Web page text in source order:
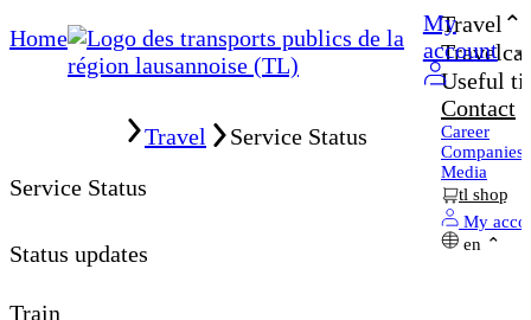
Home
My
account
Travel
Useful
Contact
Career
Companies
Media
tl shop
My
en
Travel
Service Status
Service Status
Status updates
Train